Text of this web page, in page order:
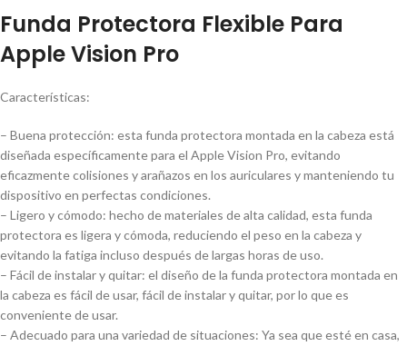
Funda Protectora Flexible Para
Apple Vision Pro
Características:
– Buena protección: esta funda protectora montada en la cabeza está
diseñada específicamente para el Apple Vision Pro, evitando
eficazmente colisiones y arañazos en los auriculares y manteniendo tu
dispositivo en perfectas condiciones.
– Ligero y cómodo: hecho de materiales de alta calidad, esta funda
protectora es ligera y cómoda, reduciendo el peso en la cabeza y
evitando la fatiga incluso después de largas horas de uso.
– Fácil de instalar y quitar: el diseño de la funda protectora montada en
la cabeza es fácil de usar, fácil de instalar y quitar, por lo que es
conveniente de usar.
– Adecuado para una variedad de situaciones: Ya sea que esté en casa,